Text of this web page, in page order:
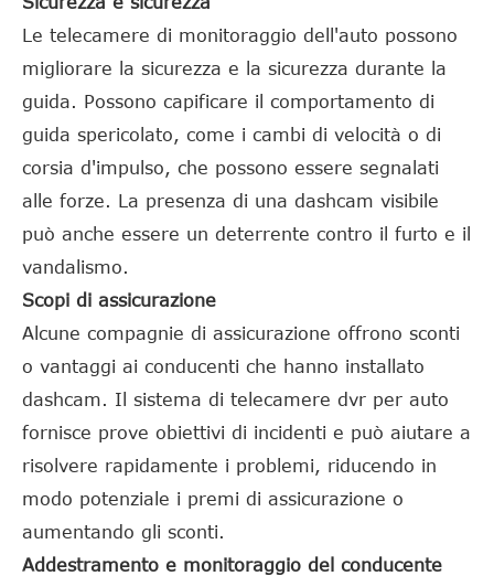
Le telecamere di monitoraggio dell'auto possono
migliorare la sicurezza e la sicurezza durante la
guida. Possono capificare il comportamento di
guida spericolato, come i cambi di velocità o di
corsia d'impulso, che possono essere segnalati
alle forze. La presenza di una dashcam visibile
può anche essere un deterrente contro il furto e il
vandalismo.
Scopi di assicurazione
Alcune compagnie di assicurazione offrono sconti
o vantaggi ai conducenti che hanno installato
dashcam. Il sistema di telecamere dvr per auto
fornisce prove obiettivi di incidenti e può aiutare a
risolvere rapidamente i problemi, riducendo in
modo potenziale i premi di assicurazione o
aumentando gli sconti.
Addestramento e monitoraggio del conducente